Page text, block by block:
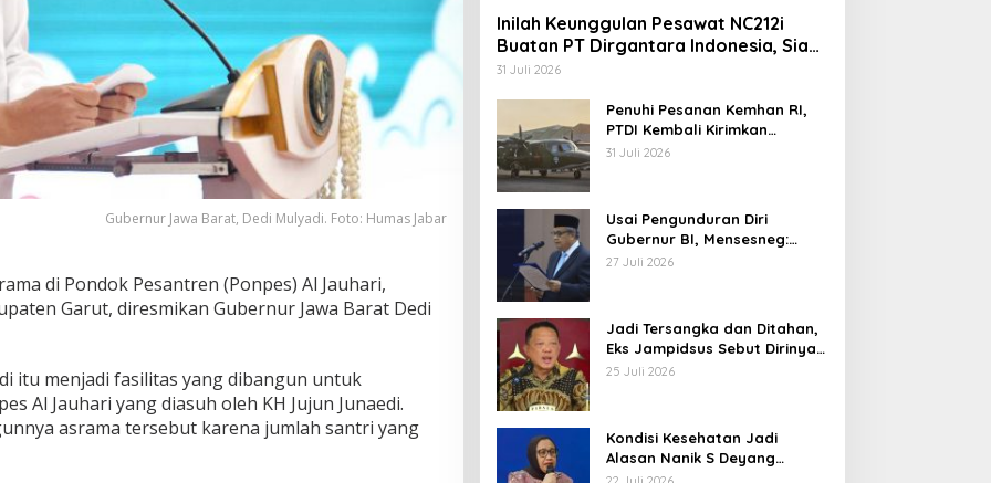
Gubernur Jawa Barat, Dedi Mulyadi. Foto: Humas Jabar
di Pondok Pesantren (Ponpes) Al Jauhari,
Garut, diresmikan Gubernur Jawa Barat Dedi
itu menjadi fasilitas yang dibangun untuk
Al Jauhari yang diasuh oleh KH Jujun Junaedi.
asrama tersebut karena jumlah santri yang
Inilah Keunggulan Pesawat NC212i
Buatan PT Dirgantara Indonesia, Siap
Dukung Berbagai Operasi TNI
31 Juli 2026
Penuhi Pesanan Kemhan RI,
PTDI Kembali Kirimkan
Pesawat NC212i ke Pangkalan
31 Juli 2026
Usai Pengunduran Diri
Gubernur BI, Mensesneg:
Segera Terbit Keppres
27 Juli 2026
Jadi Tersangka dan Ditahan,
Eks Jampidsus Sebut Dirinya
Korban Kriminalisasi
25 Juli 2026
Kondisi Kesehatan Jadi
Alasan Nanik S Deyang
Mundur dari BGN, Prabowo